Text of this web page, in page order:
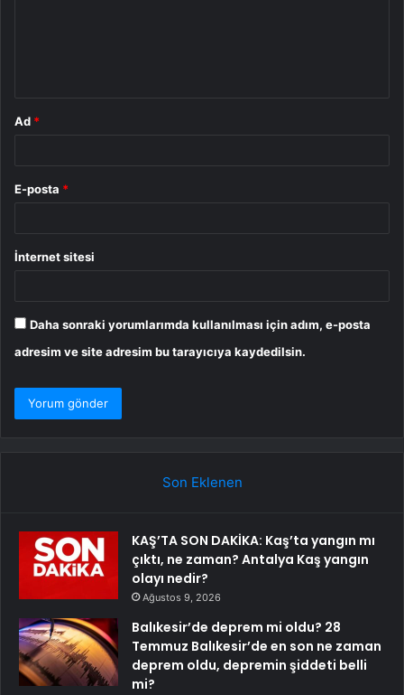
Ad *
E-posta *
İnternet sitesi
Daha sonraki yorumlarımda kullanılması için adım, e-posta
adresim ve site adresim bu tarayıcıya kaydedilsin.
Son Eklenen
KAŞ’TA SON DAKİKA: Kaş’ta yangın mı
çıktı, ne zaman? Antalya Kaş yangın
olayı nedir?
Ağustos 9, 2026
Balıkesir’de deprem mi oldu? 28
Temmuz Balıkesir’de en son ne zaman
deprem oldu, depremin şiddeti belli
mi?